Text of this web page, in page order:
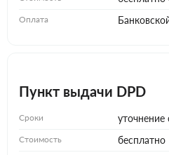
Оплата
Пункт выдачи DPD
Сроки
Стоимость бесплатно